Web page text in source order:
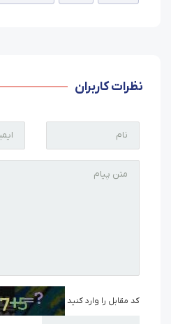
نظرات کاربران
کد مقابل را وارد کنید